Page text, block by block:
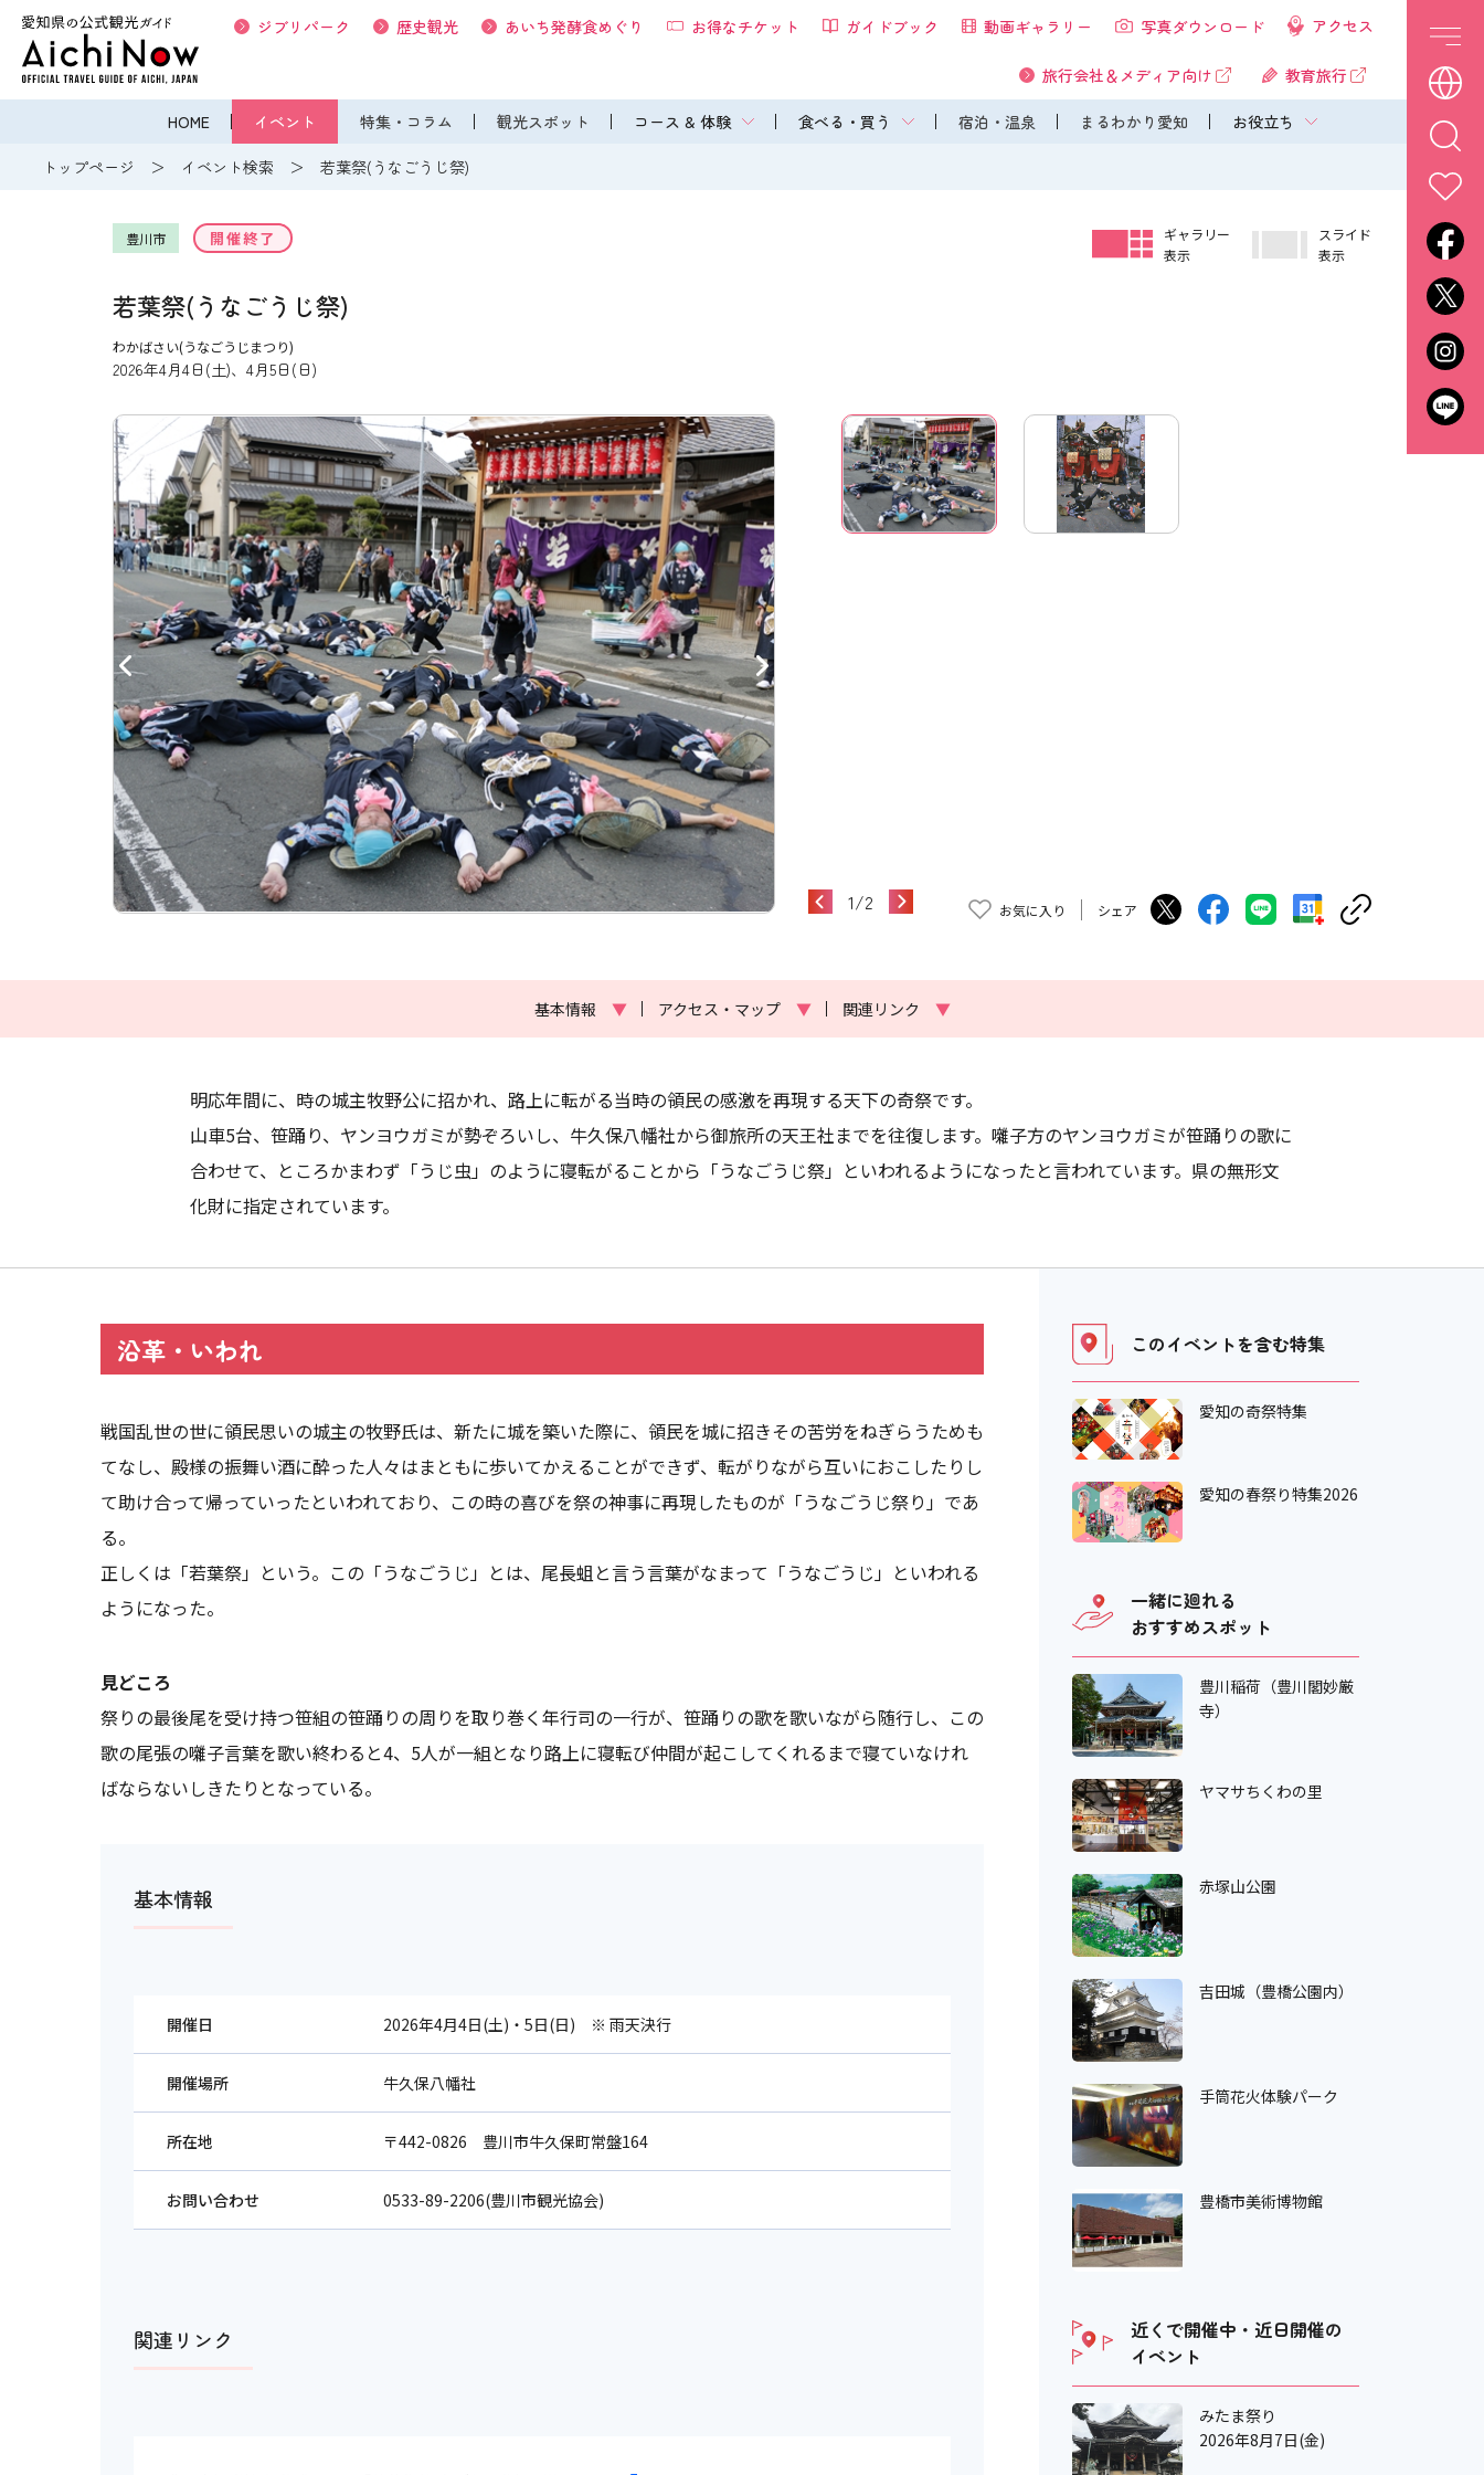
HOME イベント 特集・コラム 観光スポット コース & 体験 食べる・買う 宿泊・温泉 まるわかり愛知 お役立ち
ジブリパーク 歴史観光 あいち発酵食めぐり お得なチケット ガイドブック 動画ギャラリー 写真ダウンロード アクセス
旅行会社＆メディア向け 教育旅行
トップページ イベント検索 若葉祭(うなごうじ祭)
豊川市 開催終了
若葉祭(うなごうじ祭)
わかばさい(うなごうじまつり)
2026年4月4日(土)、4月5日(日)
ギャラリー
表示
スライド
表示
1/2 お気に入り シェア
基本情報 ▼ アクセス・マップ ▼ 関連リンク ▼
明応年間に、時の城主牧野公に招かれ、路上に転がる当時の領民の感激を再現する天下の奇祭です。
山車5台、笹踊り、ヤンヨウガミが勢ぞろいし、牛久保八幡社から御旅所の天王社までを往復します。囃子方のヤンヨウガミが笹踊りの歌に
合わせて、ところかまわず「うじ虫」のように寝転がることから「うなごうじ祭」といわれるようになったと言われています。県の無形文
化財に指定されています。
沿革・いわれ
戦国乱世の世に領民思いの城主の牧野氏は、新たに城を築いた際に、領民を城に招きその苦労をねぎらうためも
てなし、殿様の振舞い酒に酔った人々はまともに歩いてかえることができず、転がりながら互いにおこしたりし
て助け合って帰っていったといわれており、この時の喜びを祭の神事に再現したものが「うなごうじ祭り」であ
る。
正しくは「若葉祭」という。この「うなごうじ」とは、尾長蛆と言う言葉がなまって「うなごうじ」といわれる
ようになった。
見どころ
祭りの最後尾を受け持つ笹組の笹踊りの周りを取り巻く年行司の一行が、笹踊りの歌を歌いながら随行し、この
歌の尾張の囃子言葉を歌い終わると4、5人が一組となり路上に寝転び仲間が起こしてくれるまで寝ていなけれ
ばならないしきたりとなっている。
基本情報
開催日 2026年4月4日(土)・5日(日) ※ 雨天決行
開催場所 牛久保八幡社
所在地 〒442-0826 豊川市牛久保町常盤164
お問い合わせ 0533-89-2206(豊川市観光協会)
関連リンク
このイベントを含む特集
愛知の奇祭特集
愛知の春祭り特集2026
一緒に廻れる
おすすめスポット
豊川稲荷（豊川閣妙厳
寺）
ヤマサちくわの里
赤塚山公園
吉田城（豊橋公園内）
手筒花火体験パーク
豊橋市美術博物館
近くで開催中・近日開催の
イベント
みたま祭り
2026年8月7日(金)